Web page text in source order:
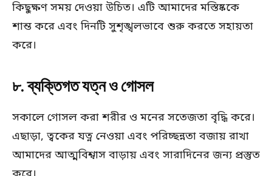
কিছুক্ষণ সময় দেওয়া উচিত। এটি আমাদের মস্তিষ্ককে
শান্ত করে এবং দিনটি সুশৃঙ্খলভাবে শুরু করতে সহায়তা
করে।
৮. ব্যক্তিগত যত্ন ও গোসল
সকালে গোসল করা শরীর ও মনের সতেজতা বৃদ্ধি করে।
এছাড়া, ত্বকের যত্ন নেওয়া এবং পরিচ্ছন্নতা বজায় রাখা
আমাদের আত্মবিশ্বাস বাড়ায় এবং সারাদিনের জন্য প্রস্তুত